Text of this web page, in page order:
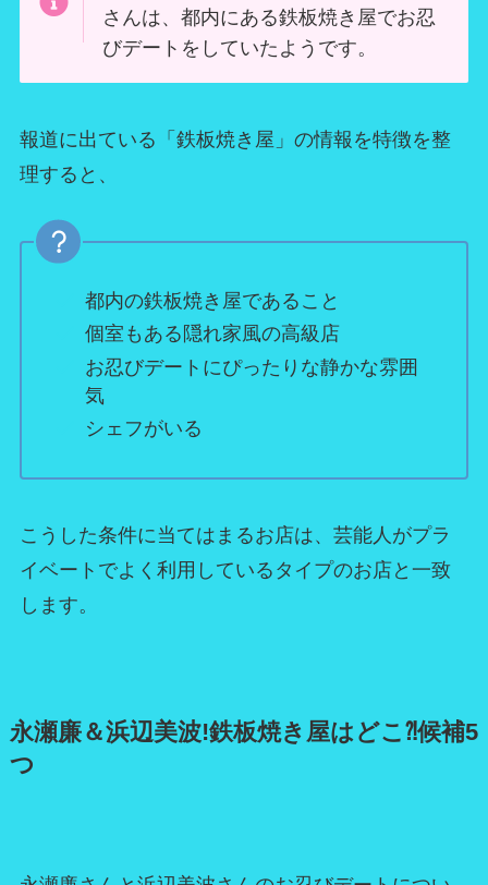
さんは、都内にある鉄板焼き屋でお忍
びデートをしていたようです。
報道に出ている「鉄板焼き屋」の情報を特徴を整
理すると、
都内の鉄板焼き屋であること
個室もある隠れ家風の高級店
お忍びデートにぴったりな静かな雰囲
気
シェフがいる
こうした条件に当てはまるお店は、芸能人がプラ
イベートでよく利用しているタイプのお店と一致
します。
永瀬廉＆浜辺美波!鉄板焼き屋はどこ⁈候補5
つ